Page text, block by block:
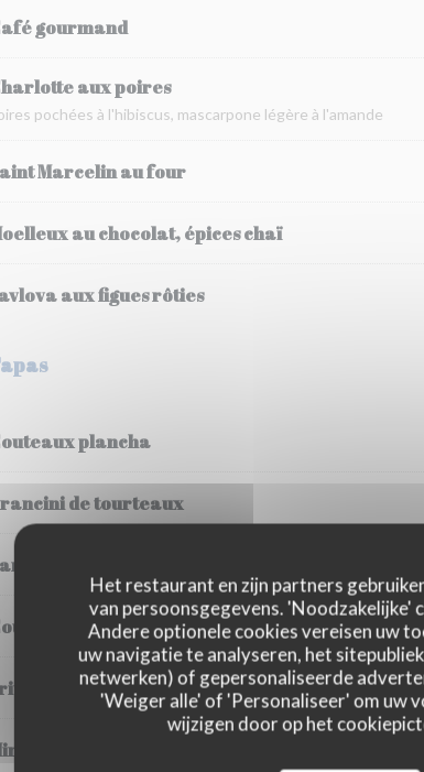
Het restaurant en zijn partners
van persoonsgegevens.
Andere optionele cookies vereisen uw
uw navigatie te analyseren, het
netwerken) of gepersonaliseerde
'Weiger alle' of 'Personaliseer' om uw
wijzigen door op het
gourmand
aux poires
pochées à l'hibiscus, mascarpone légère à l'amande
Marcelin au four
au chocolat, épices chaï
aux figues rôties
plancha
de tourteaux
Ile de Ré Le Fleuré
en persillade
d'éperlans
fish &chips